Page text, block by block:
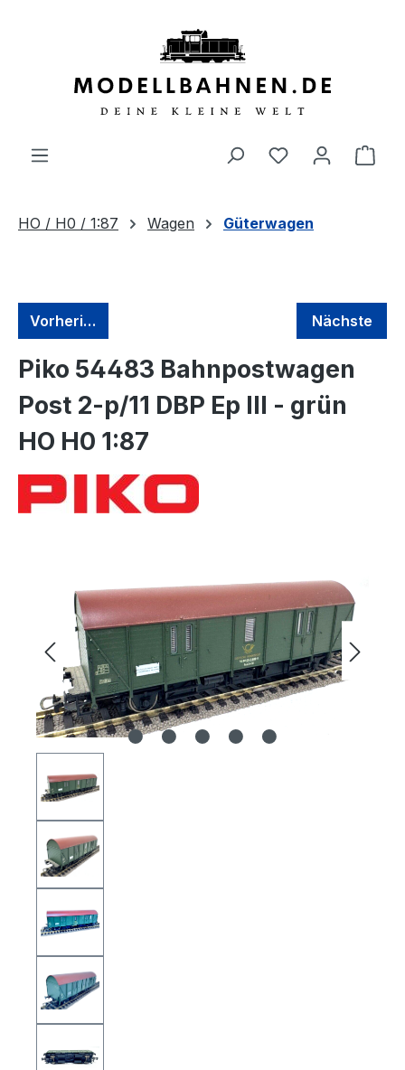
HO / H0 / 1:87 Wagen Güterwagen
Vorherige Nächste
Piko 54483 Bahnpostwagen
Post 2-p/11 DBP Ep III - grün
HO H0 1:87